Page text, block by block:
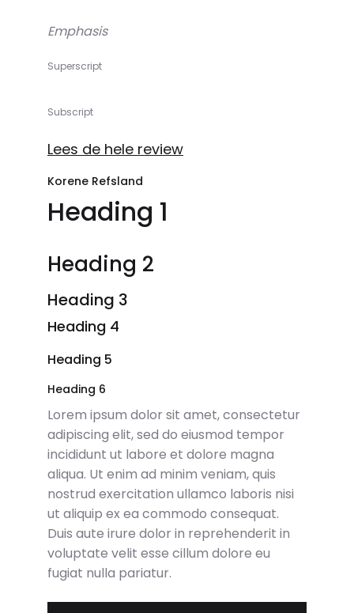
Emphasis
Superscript
Subscript
Lees de hele review
Korene Refsland
Heading 1
Heading 2
Heading 3
Heading 4
Heading 5
Heading 6
Lorem ipsum dolor sit amet, consectetur
adipiscing elit, sed do eiusmod tempor
incididunt ut labore et dolore magna
aliqua. Ut enim ad minim veniam, quis
nostrud exercitation ullamco laboris nisi
ut aliquip ex ea commodo consequat.
Duis aute irure dolor in reprehenderit in
voluptate velit esse cillum dolore eu
fugiat nulla pariatur.